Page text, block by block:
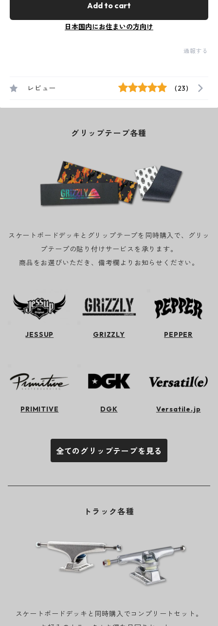
Add to cart
日本国内にお住まいの方向け
通報する
レビュー (23)
グリップテープ各種
スケートボードデッキとグリップテープを同時購入で、グリッ
プテープの貼り付けサービスを承ります。
商品をお選びいただき、備考欄よりお知らせください。
JESSUP GRIZZLY PEPPER
PRIMITIVE DGK Versatile.jp
全てのグリップテープを見る
トラック各種
スケートボードデッキと同時購入でコンプリートセット。